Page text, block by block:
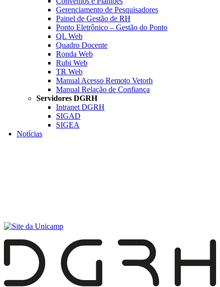
Gerenciamento de Pesquisadores
Painel de Gestão de RH
Ponto Eletrônico – Gestão do Ponto
QL Web
Quadro Docente
Ronda Web
Rubi Web
TR Web
Manual Acesso Remoto Vetorh
Manual Relação de Confiança
Servidores DGRH
Intranet DGRH
SIGAD
SIGEA
Notícias